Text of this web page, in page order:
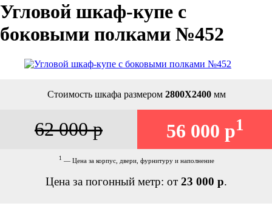
Угловой шкаф-купе с
боковыми полками №452
Стоимость шкафа размером 2800Х2400мм
62 000 р 56 000 р1
1 — Цена за корпус, двери, фурнитуру и наполнение
Цена за погонный метр: от 23 000 р.